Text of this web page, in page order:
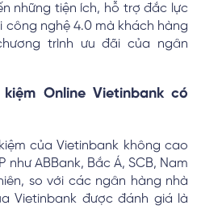
những tiện ích, hỗ trợ đắc lực
nghệ 4.0 mà khách hàng
trình ưu đãi của ngân
Online Vietinbank có
của Vietinbank không cao
như ABBank, Bắc Á, SCB, Nam
so với các ngân hàng nhà
Vietinbank được đánh giá là